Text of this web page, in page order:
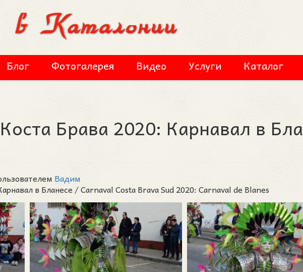
Блог Фотогалерея Видео Услуги Каталог
Брава 2020: Карнавал в
Вадим
в Бланесе / Carnaval Costa Brava Sud 2020: Carnaval de Blanes